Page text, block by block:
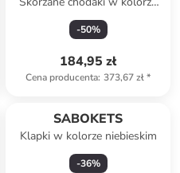
czarnym
-50%
184,95 zł
Cena producenta: 373,67 zł*
SABOKETS
Klapki w kolorze niebieskim
-36%